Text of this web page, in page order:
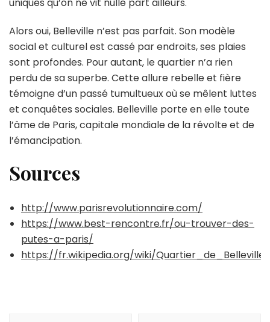
Alors oui, Belleville n’est pas parfait. Son modèle
social et culturel est cassé par endroits, ses plaies
sont profondes. Pour autant, le quartier n’a rien
perdu de sa superbe. Cette allure rebelle et fière
témoigne d’un passé tumultueux où se mêlent luttes
et conquêtes sociales. Belleville porte en elle toute
l’âme de Paris, capitale mondiale de la révolte et de
l’émancipation.
Sources
http://www.parisrevolutionnaire.com/
https://www.best-rencontre.fr/ou-trouver-des-
putes-a-paris/
https://fr.wikipedia.org/wiki/Quartier_de_Belleville